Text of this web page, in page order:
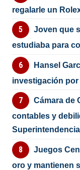
regalarle un
Joven que
estudiaba para
Hansel
investigación por
Cámara de
contables y
Juegos
oro y mantienen